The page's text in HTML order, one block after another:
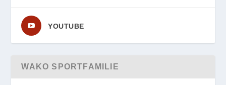
YOUTUBE
WAKO SPORTFAMILIE